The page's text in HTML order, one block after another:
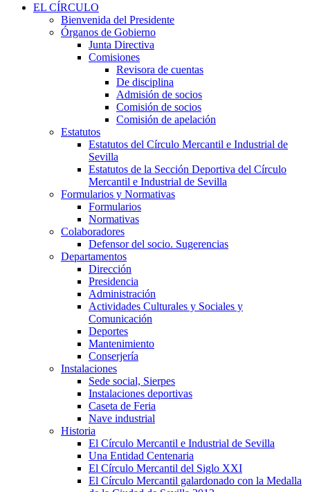
EL CÍRCULO
Bienvenida del Presidente
Órganos de Gobierno
Junta Directiva
Comisiones
Revisora de cuentas
De disciplina
Admisión de socios
Comisión de socios
Comisión de apelación
Estatutos
Estatutos del Círculo Mercantil e Industrial de
Sevilla
Estatutos de la Sección Deportiva del Círculo
Mercantil e Industrial de Sevilla
Formularios y Normativas
Formularios
Normativas
Colaboradores
Defensor del socio. Sugerencias
Departamentos
Dirección
Presidencia
Administración
Actividades Culturales y Sociales y
Comunicación
Deportes
Mantenimiento
Conserjería
Instalaciones
Sede social, Sierpes
Instalaciones deportivas
Caseta de Feria
Nave industrial
Historia
El Círculo Mercantil e Industrial de Sevilla
Una Entidad Centenaria
El Círculo Mercantil del Siglo XXI
El Círculo Mercantil galardonado con la Medalla